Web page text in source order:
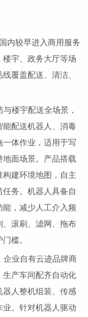
较早进入商用服务
宇、政务大厅等场
覆盖配送、清洁、
楼宇配送全场景，
配送机器人、消毒
体作业，适用于写
面场景。产品搭载
建环境地图，自主
务。机器人具备自
，减少人工介入频
、滚刷、滤网、拖布
槛。
业自有云迹品牌商
产车间配齐自动化
器人整机组装、传感
。针对机器人驱动